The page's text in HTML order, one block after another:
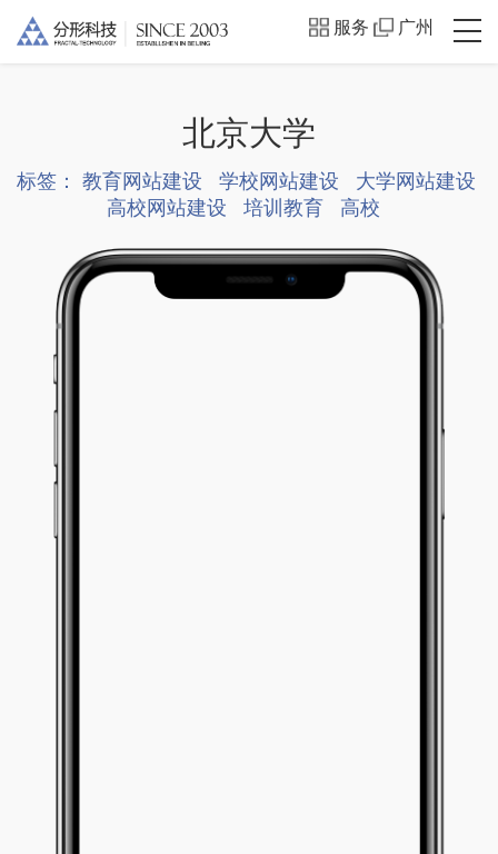
服务 广州
北京大学
标签： 教育网站建设 学校网站建设
大学网站建设
高校网站建设
培训教育 高校